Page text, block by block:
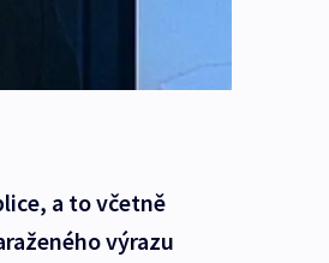
a to včetně
výrazu